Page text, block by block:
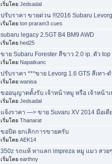
เริ่มโดยJedsadal
ปรับราคา ขายด่วน !!!2016 Subaru
เริ่มโดยton praram3 cues
subaru legacy 2.5GT B4 BM9 AWD
เริ่มโดยhed25
ขาย Subaru Forester สีขาว 2.0 ip. ตัว
เริ่มโดย Napatkanc
ปรับราคา ***ขาย Levorg 1.6 GTS สีเทา-
เริ่มโดยwanisa
ขออนุญาตตั้งรับ เจ้าหน้าหมู หรือ เจ้าหน้าเ
เริ่มโดยJedsadal
แจ้งราคา —> ขาย Suvaru XV 2014 มือเ
เริ่มโดยThanarat
ขอปิด ยกเลิกการขายครับ
เริ่มโดยAEK14
350z รถแท้ หาแลก impreza หมู แมว สว
เริ่มโดยearthny